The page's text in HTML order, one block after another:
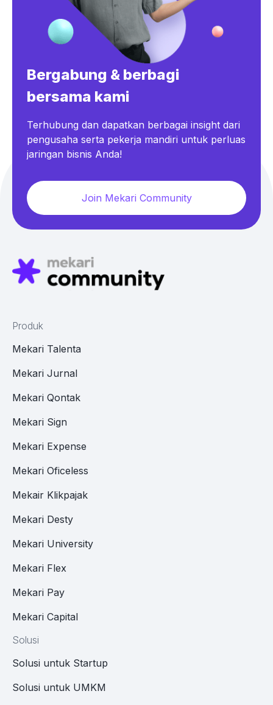
Bergabung & berbagi
bersama kami
Terhubung dan dapatkan berbagai insight dari
pengusaha serta pekerja mandiri untuk perluas
jaringan bisnis Anda!
Join Mekari Community
Produk
Mekari Talenta
Mekari Jurnal
Mekari Qontak
Mekari Sign
Mekari Expense
Mekari Oficeless
Mekair Klikpajak
Mekari Desty
Mekari University
Mekari Flex
Mekari Pay
Mekari Capital
Solusi
Solusi untuk Startup
Solusi untuk UMKM